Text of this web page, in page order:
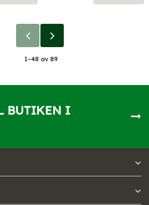
1–48 av 89
BUTIKEN I